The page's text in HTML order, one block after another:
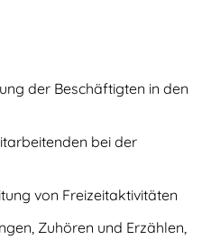
der Beschäftigten in den
bei der
von Freizeitaktivitäten
Zuhören und Erzählen,